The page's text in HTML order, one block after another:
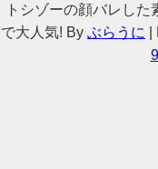
トシゾーの顔バレし
で大人気! By ぶらうに